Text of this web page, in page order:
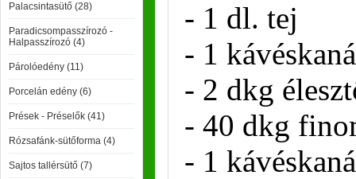
Palacsintasütő (28)
Paradicsompasszírozó -
Halpasszírozó (4)
Párolóedény (11)
Porcelán edény (6)
Prések - Préselők (41)
Rózsafánk-sütőforma (4)
Sajtos tallérsütő (7)
- 1 dl. tej
- 1
- 2 dkg
- 40 dkg
- 1